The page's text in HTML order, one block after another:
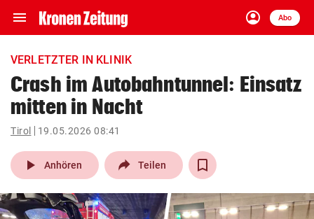
menu Navigation
ein-/ausklappen
account_circle
Anmelden
Abo
close Schließen
account_circle Anmelden
pin_drop
Wien arrow_right
bookmark
VERLETZTER IN KLINIK
Crash im Autobahntunnel: Einsatz
mitten in Nacht
Tirol 19.05.2026 08:41
play_arrow Anhören Teilen